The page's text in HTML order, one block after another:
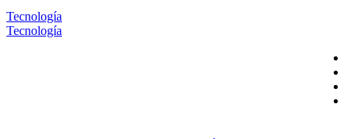
Tecnología
Tecnología